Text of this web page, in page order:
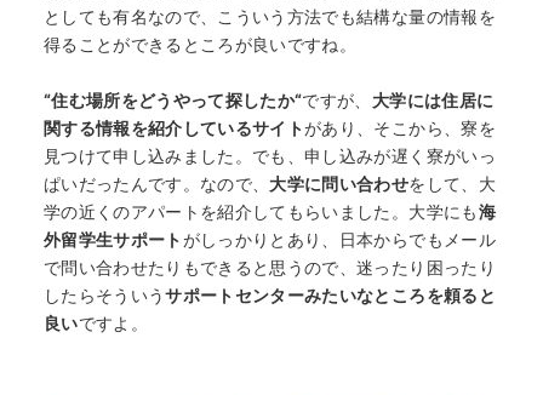
としても有名なので、こういう方法でも結構な量の情報を
得ることができるところが良いですね。
“住む場所をどうやって探したか“ですが、 大学には住居に
関する情報を紹介しているサイトがあり、そこから、寮を
見つけて申し込みました。でも、申し込みが遅く寮がいっ
ぱいだったんです。なので、 大学に問い合わせをして、大
学の近くのアパートを紹介してもらいました。大学にも海
外留学生サポートがしっかりとあり、日本からでもメール
で問い合わせたりもできると思うので、迷ったり困ったり
したらそういうサポートセンターみたいなところを頼ると
良いですよ。